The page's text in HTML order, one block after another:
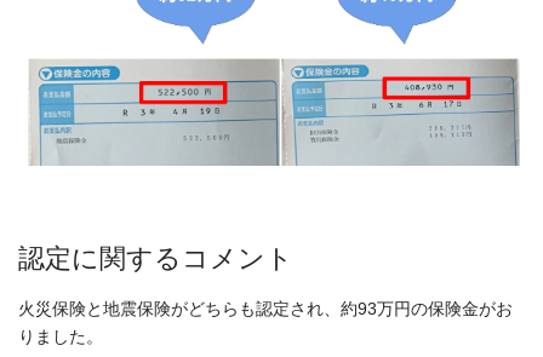
認定に関するコメント
火災保険と地震保険がどちらも認定され、約93万円の保険金がお
りました。